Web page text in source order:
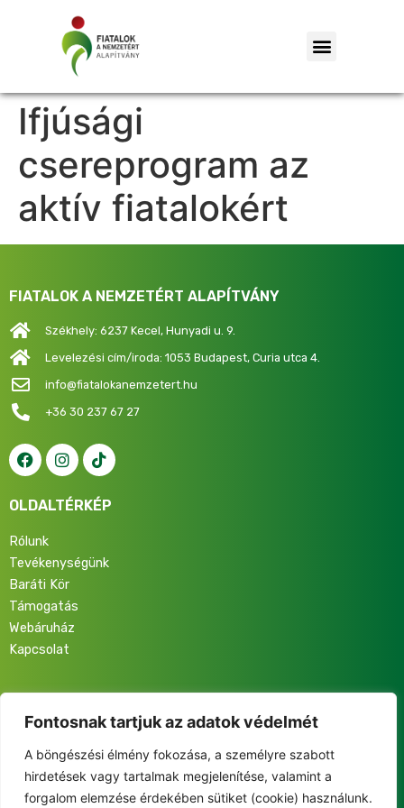
Fontosnak tartjuk az adatok védelmét
A böngészési élmény fokozása, a személyre szabott
hirdetések vagy tartalmak megjelenítése, valamint a
forgalom elemzése érdekében sütiket (cookie) használunk.
Ifjúsági
csereprogram az
aktív fiatalokért
FIATALOK A NEMZETÉRT ALAPÍTVÁNY
Székhely: 6237 Kecel, Hunyadi u. 9.
Levelezési cím/iroda: 1053 Budapest, Curia utca 4.
info@fiatalokanemzetert.hu
+36 30 237 67 27
OLDALTÉRKÉP
Rólunk
Tevékenységünk
Baráti Kör
Támogatás
Webáruház
Kapcsolat
eseményeinkről és közösségünk életéről!